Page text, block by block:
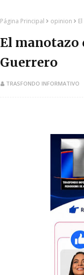
Página Principal opinion
El manotazo
Guerrero
TRASFONDO INFORMATIVO